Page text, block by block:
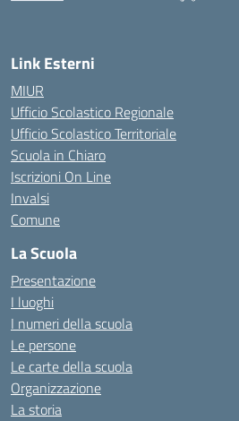
Link Esterni
MIUR
Ufficio Scolastico Regionale
Ufficio Scolastico Territoriale
Scuola in Chiaro
Iscrizioni On Line
Invalsi
Comune
La Scuola
Presentazione
I luoghi
I numeri della scuola
Le persone
Le carte della scuola
Organizzazione
La storia